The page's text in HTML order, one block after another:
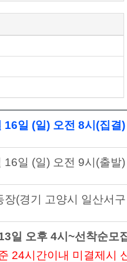
16일 (일) 오전 8시(집결)
16일 (일) 오전 9시(출발)
장(경기 고양시 일산서
일 오후 4시~선착순모
24시간이내 미결제시